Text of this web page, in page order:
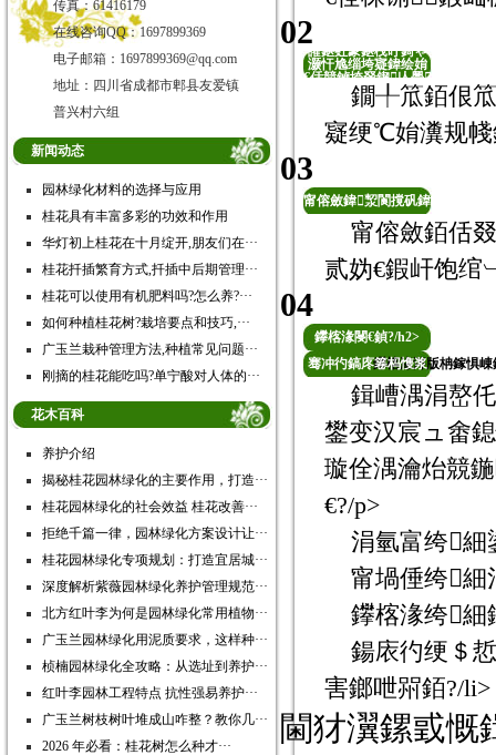
传真：61416179
在线咨询QQ：1697899369
电子邮箱：1697899369@qq.com
地址：四川省成都市郫县友爱镇
普兴村六组
新闻动态
园林绿化材料的选择与应用
桂花具有丰富多彩的功效和作用
华灯初上桂花在十月绽开,朋友们在···
桂花扦插繁育方式,扦插中后期管理···
桂花可以使用有机肥料吗?怎么养?···
如何种植桂花树?栽培要点和技巧,···
广玉兰栽种管理方法,种植常见问题···
刚摘的桂花能吃吗?单宁酸对人体的···
花木百科
养护介绍
揭秘桂花园林绿化的主要作用，打造···
桂花园林绿化的社会效益 桂花改善···
拒绝千篇一律，园林绿化方案设计让···
桂花园林绿化专项规划：打造宜居城···
深度解析紫薇园林绿化养护管理规范···
北方红叶李为何是园林绿化常用植物···
广玉兰园林绿化用泥质要求，这样种···
桢楠园林绿化全攻略：从选址到养护···
红叶李园林工程特点 抗性强易养护···
广玉兰树枝树叶堆成山咋整？教你几···
2026 年必看：桂花树怎么种才···
闄㈠埆澧呭吇鎶ゃ€佸
皬鍖虹豢鍖栧吇鎶ゃ
€佸競鏀垮叕鍥亾璺
吇鎶ゅ拰鑻楁湪閿€鍞
€?/span>
02
灏忓尯缁垮寲鍏绘姢
鐗╀笟銆佷
寲绠℃姢瀵规帴
03
甯傛斂鍏洯閬撹矾鍏
绘姢
甯傛斂銆佸
贰妫€鍜屽饱绾
04
鑻楁湪閿€鍞?/h2>
鑻楁湪涔版柟鎵惧
骞冲彴鎬庝箞杩愯浆
鍓嶆湡涓嶅
鐢变汉宸ュ畬
璇佺湡瀹炲競
€?/p>
涓氫富绔細
甯堝倕绔
鑻楁湪绔細
鍚庡彴绠＄
害鎯呭喌銆?/li>
閫犲瀷鏍戜慨